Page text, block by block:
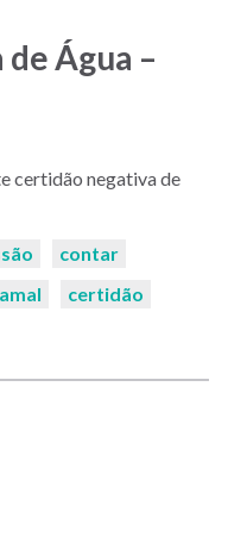
Água –
certidão negativa de
contar
certidão